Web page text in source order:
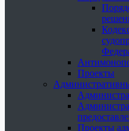
Проекты
Проекты